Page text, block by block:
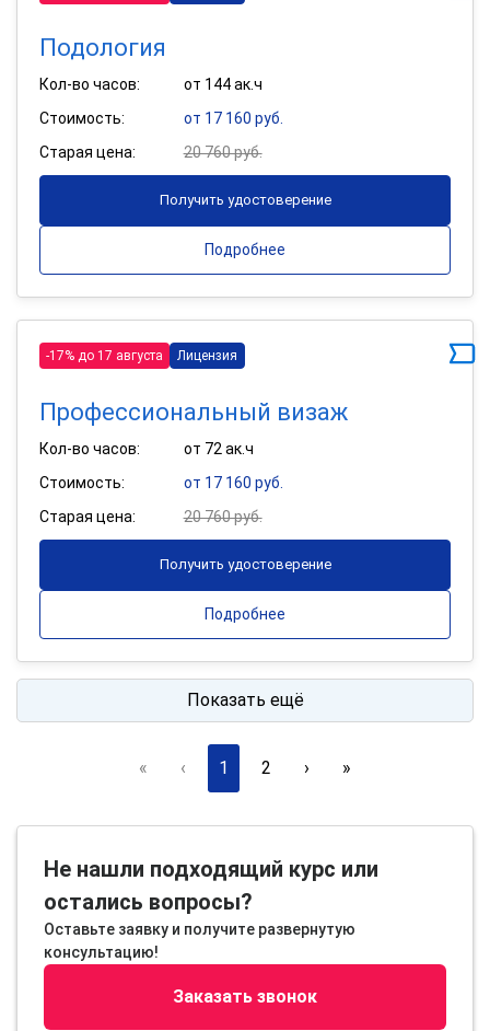
Подология
Кол-во часов:
от 144 ак.ч
Стоимость:
от 17 160 руб.
Старая цена:
20 760 руб.
Получить удостоверение
Подробнее
-17% до 17 августа Лицензия
Профессиональный визаж
Кол-во часов:
от 72 ак.ч
Стоимость:
от 17 160 руб.
Старая цена:
20 760 руб.
Получить удостоверение
Подробнее
Показать ещё
« ‹ 1 2 › »
Не нашли подходящий курс или
остались вопросы?
Оставьте заявку и получите развернутую
консультацию!
Заказать звонок